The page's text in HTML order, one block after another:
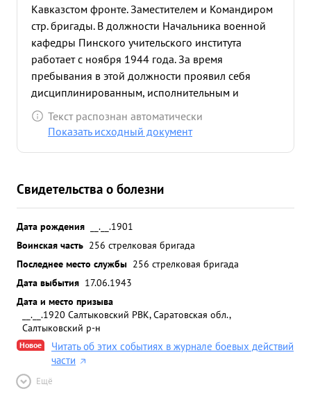
Кавказстом фронте. Заместителем и Командиром
стр. бригады. В должности Начальника военной
кафедры Пинского учительского института
работает с ноября 1944 года. За время
пребывания в этой должности проявил себя
дисциплинированным, исполнительным и
культурным офицером. Организовал военный
каринет при институте обеспечив таковой всеми
соответствует. Партии ЛЕНИНА-СТАЛИНА и
Социалистической Родине -предан. Как
прослуживший в Красной армии более 25 лет,
достоин награждения Правительственной
наградой за выслугу лет в Красной армии,
орденом "ЛЕНИНА" КРАСКОЙ ...»
Текст распознан автоматически
Показать исходный документ
Свидетельства о болезни
Дата рождения
__.__.1901
Воинская часть 256 стрелковая бригада
Последнее место службы 256 стрелковая бригада
Дата выбытия 17.06.1943
Дата и место призыва
__.__.1920 Салтыковский РВК, Саратовская обл.,
Салтыковский р-н
Новое
Читать об этих событиях в журнале боевых действий
части
Ещё